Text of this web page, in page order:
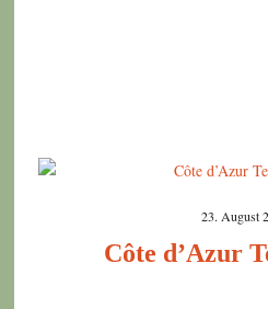
23. August
Côte d’Azur